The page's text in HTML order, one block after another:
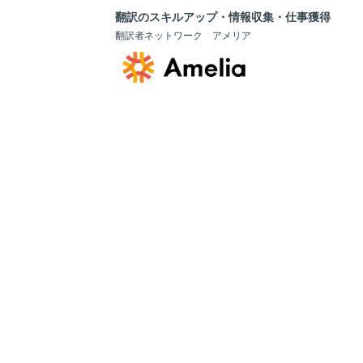
翻訳のスキルアップ・情報収集・仕事獲得
翻訳者ネットワーク アメリア